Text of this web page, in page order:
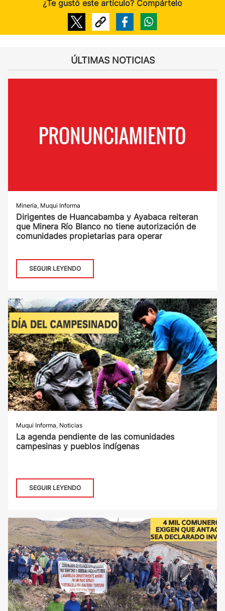
¿Te gustó este artículo? Compártelo
ÚLTIMAS NOTICIAS
Minería, Muqui Informa
Dirigentes de Huancabamba y Ayabaca reiteran
que Minera Río Blanco no tiene autorización de
comunidades propietarias para operar
SEGUIR LEYENDO
Muqui Informa, Noticias
La agenda pendiente de las comunidades
campesinas y pueblos indígenas
SEGUIR LEYENDO